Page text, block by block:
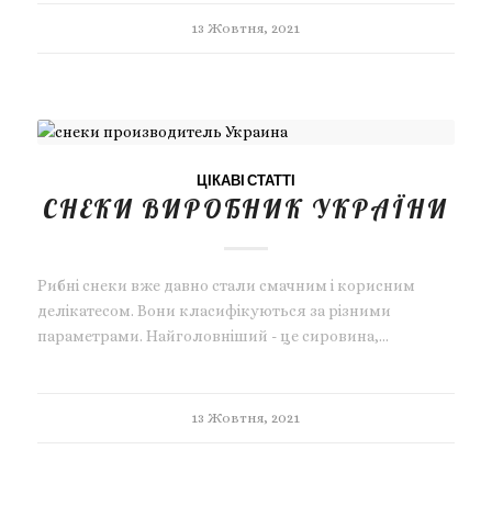
13 Жовтня, 2021
ЦІКАВІ СТАТТІ
СНЕКИ ВИРОБНИК УКРАЇНИ
Рибні снеки вже давно стали смачним і корисним
делікатесом. Вони класифікуються за різними
параметрами. Найголовніший - це сировина,…
13 Жовтня, 2021